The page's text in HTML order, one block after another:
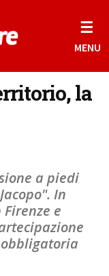
☰
MENU
la
a piedi
In
e